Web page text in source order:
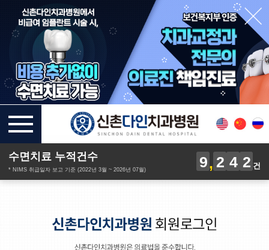
수면치료 누적건수
* NIMS 취급일자 보고 기준 (2022년 3월 ~ 2026년 07월) 9 2 4 2 건